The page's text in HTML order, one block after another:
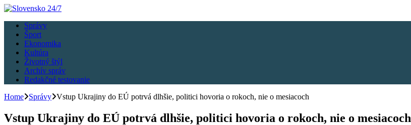
Správy
Šport
Ekonomika
Kultúra
Životný štýl
Archív správ
Redakčné testovanie
Home
Správy Vstup Ukrajiny do EÚ potrvá dlhšie, politici hovoria o rokoch, nie o mesiacoch
Vstup Ukrajiny do EÚ potrvá dlhšie, politici hovoria o rokoch, nie o mesiacoch